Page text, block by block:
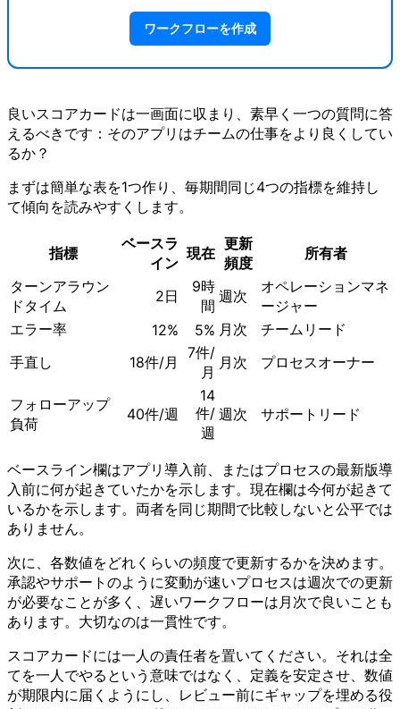
ワークフローを作成
良いスコアカードは一画面に収まり、素早く一つの質問に答
えるべきです：そのアプリはチームの仕事をより良くしてい
るか？
まずは簡単な表を1つ作り、毎期間同じ4つの指標を維持し
て傾向を読みやすくします。
指標
ベースラ
イン
現在
更新
頻度
所有者
ターンアラウン
ドタイム
2日
9時
間
週次
オペレーションマネ
ージャー
エラー率
12% 5% 月次
チームリード
手直し
18件/月
7件/
月
月次 プロセスオーナー
フォローアップ
負荷
40件/週
14
件/
週
週次 サポートリード
ベースライン欄はアプリ導入前、またはプロセスの最新版導
入前に何が起きていたかを示します。現在欄は今何が起きて
いるかを示します。両者を同じ期間で比較しないと公平では
ありません。
次に、各数値をどれくらいの頻度で更新するかを決めます。
承認やサポートのように変動が速いプロセスは週次での更新
が必要なことが多く、遅いワークフローは月次で良いことも
あります。大切なのは一貫性です。
スコアカードには一人の責任者を置いてください。それは全
てを一人でやるという意味ではなく、定義を安定させ、数値
が期限内に届くようにし、レビュー前にギャップを埋める役